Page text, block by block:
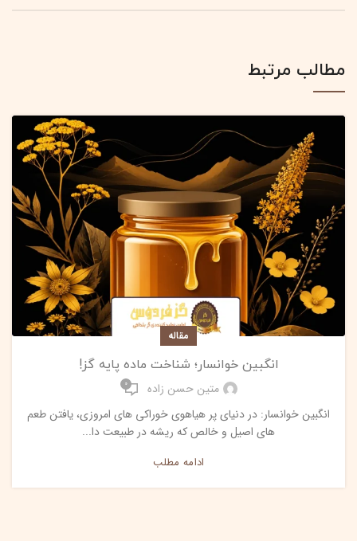
مطالب مرتبط
مقاله
انگبین خوانسار؛ شناخت ماده پایه گز!
متین حسن زاده 0
انگبین خوانسار: در دنیای پر هیاهوی خوراکی های امروزی، یافتن طعم
های اصیل و خالص که ریشه در طبیعت دا...
ادامه مطلب